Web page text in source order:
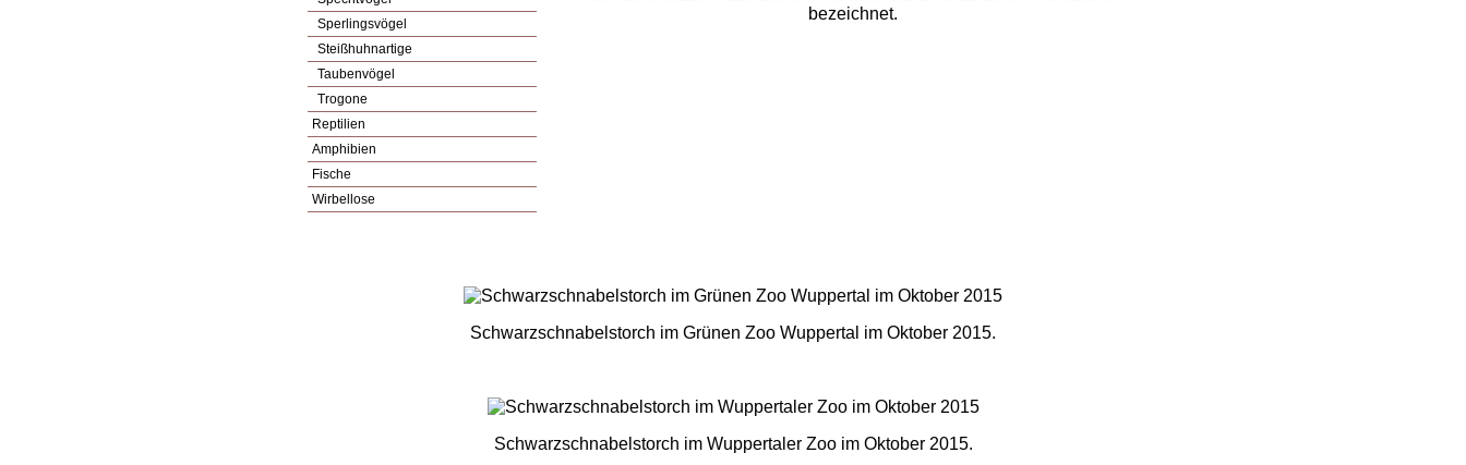
Sperlingsvögel
Steißhuhnartige
Taubenvögel
Trogone
Reptilien
Amphibien
Fische
Wirbellose
bezeichnet.
Schwarzschnabelstorch im Grünen Zoo Wuppertal im Oktober 2015.
Schwarzschnabelstorch im Wuppertaler Zoo im Oktober 2015.